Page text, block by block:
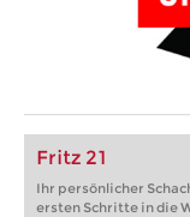
Fritz 21
Ihr persönlicher
ersten Schritte in die